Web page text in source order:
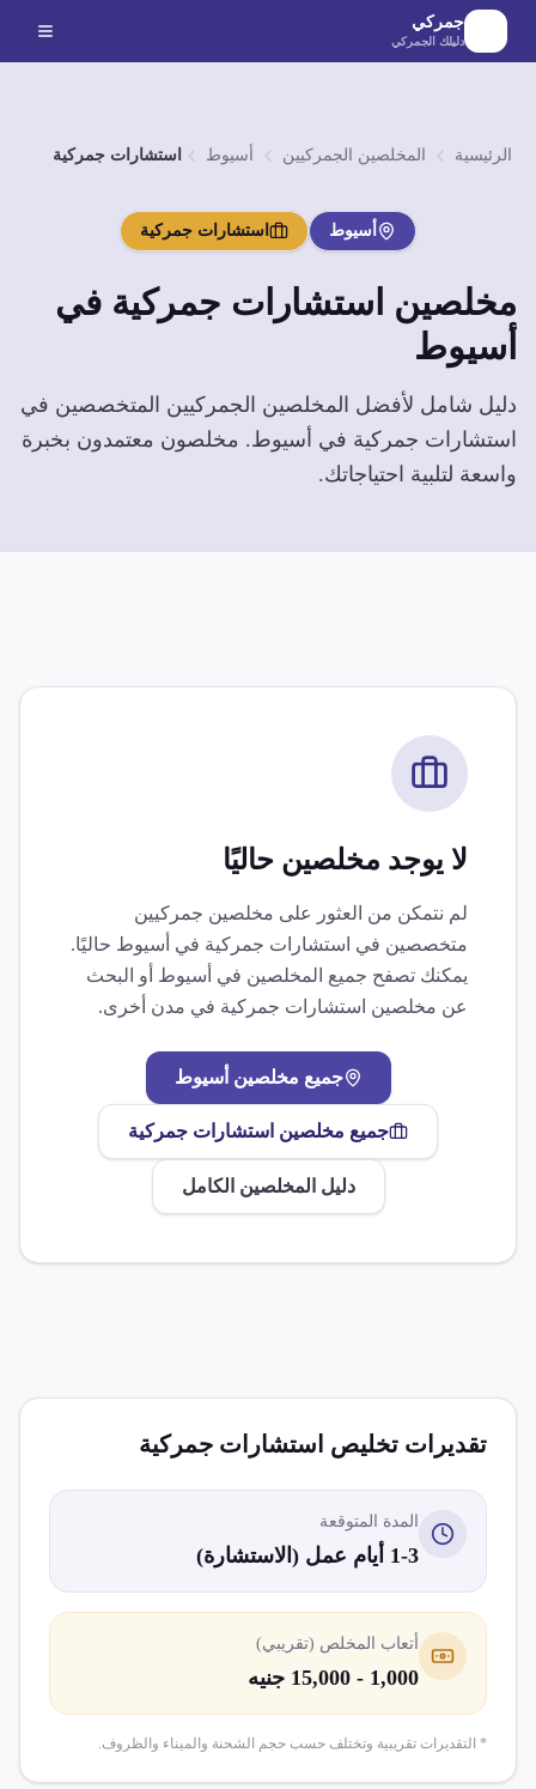
الانتقال إلى المحتوى الرئيسي
جمركي
دليلك الجمركي
الرئيسية المخلصين الجمركيين أسيوط استشارات جمركية
أسيوط استشارات جمركية
مخلصين استشارات جمركية في
أسيوط
دليل شامل لأفضل المخلصين الجمركيين المتخصصين في
استشارات جمركية في أسيوط. مخلصون معتمدون بخبرة
واسعة لتلبية احتياجاتك.
لا يوجد مخلصين حاليًا
لم نتمكن من العثور على مخلصين جمركيين
متخصصين في استشارات جمركية في أسيوط حاليًا.
يمكنك تصفح جميع المخلصين في أسيوط أو البحث
عن مخلصين استشارات جمركية في مدن أخرى.
جميع مخلصين أسيوط
جميع مخلصين استشارات جمركية
دليل المخلصين الكامل
تقديرات تخليص استشارات جمركية
المدة المتوقعة
1-3 أيام عمل (الاستشارة)
أتعاب المخلص (تقريبي)
1,000 - 15,000 جنيه
* التقديرات تقريبية وتختلف حسب حجم الشحنة والميناء والظروف.